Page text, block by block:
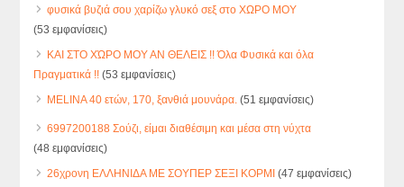
φυσικά βυζιά σου χαρίζω γλυκό σεξ στο ΧΩΡΟ ΜΟΥ
(53 εμφανίσεις)
ΚΑΙ ΣΤΟ ΧΏΡΟ ΜΟΥ ΑΝ ΘΕΛΕΙΣ !! Όλα Φυσικά και όλα
Πραγματικά !! (53 εμφανίσεις)
MELINA 40 ετών, 170, ξανθιά μουνάρα. (51 εμφανίσεις)
6997200188 Σούζι, είμαι διαθέσιμη και μέσα στη νύχτα
(48 εμφανίσεις)
26χρονη ΕΛΛΗΝΙΔΑ ΜΕ ΣΟΥΠΕΡ ΣΕΞΙ ΚΟΡΜΙ (47 εμφανίσεις)